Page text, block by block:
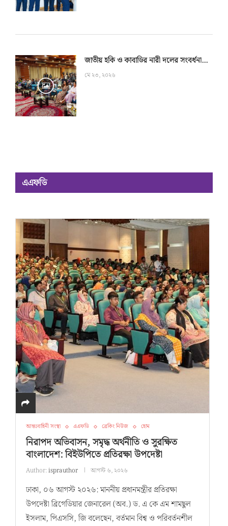
জাতীয় হকি ও কাবাডির নারী দলের সংবর্ধনা...
মে ২৩, ২০২৬
এএফডি
আন্তঃবাহিনী সংস্থা এএফডি ব্রেকিং নিউজ হোম
নিরাপদ অভিবাসন, সমৃদ্ধ অর্থনীতি ও সুরক্ষিত
বাংলাদেশ: বিইউপিতে প্রতিরক্ষা উপদেষ্টা
Author:isprauthor আগস্ট ৬, ২০২৬
ঢাকা, ০৬ আগস্ট ২০২৬: মাননীয় প্রধানমন্ত্রীর প্রতিরক্ষা
উপদেষ্টা ব্রিগেডিয়ার জেনারেল (অব.) ড. এ কে এম শামছুল
ইসলাম, পিএসসি, জি বলেছেন, বর্তমান বিশ্ব ও পরিবর্তনশীল